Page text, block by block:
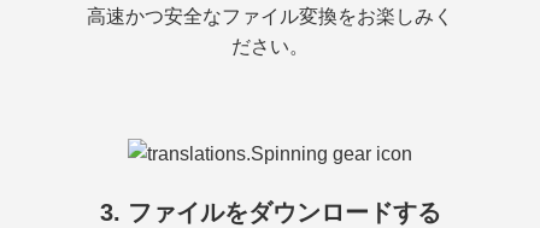
高速かつ安全なファイル変換をお楽しみく
ださい。
3. ファイルをダウンロードする